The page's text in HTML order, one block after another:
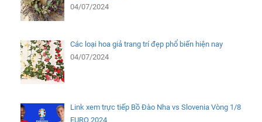
04/07/2024
Các loại hoa giả trang trí đẹp phổ biến hiện nay
04/07/2024
Link xem trực tiếp Bồ Đào Nha vs Slovenia Vòng 1/8
EURO 2024